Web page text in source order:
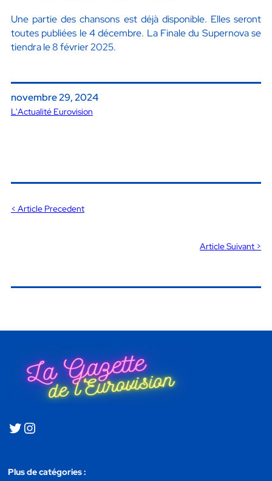
Une partie des chansons est déjà disponible. Elles seront
toutes publiées le 4 décembre. La Finale du Supernova se
tiendra le 8 février 2025.
novembre 29, 2024
L'Actualité Eurovision
< Article Precedent
Article Suivant >
Plus de catégories :